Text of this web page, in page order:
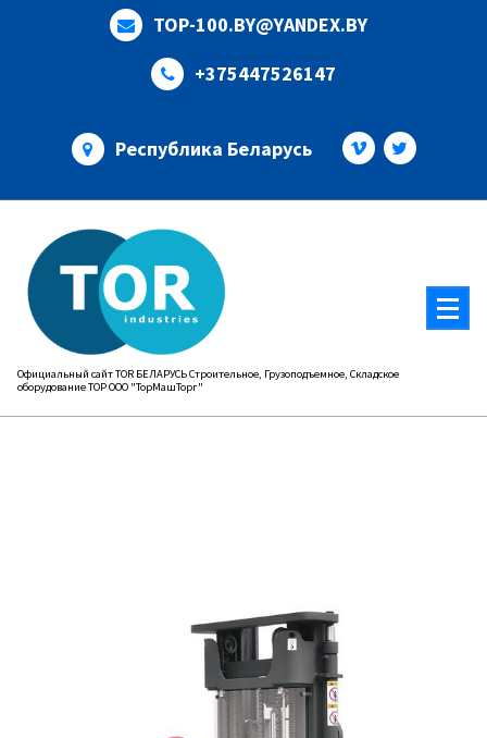
TOP-100.BY@YANDEX.BY
+375447526147
Республика Беларусь
Официальный сайт TOR БЕЛАРУСЬ Строительное, Грузоподъемное, Складское
оборудование ТОР ООО "ТорМашТорг"